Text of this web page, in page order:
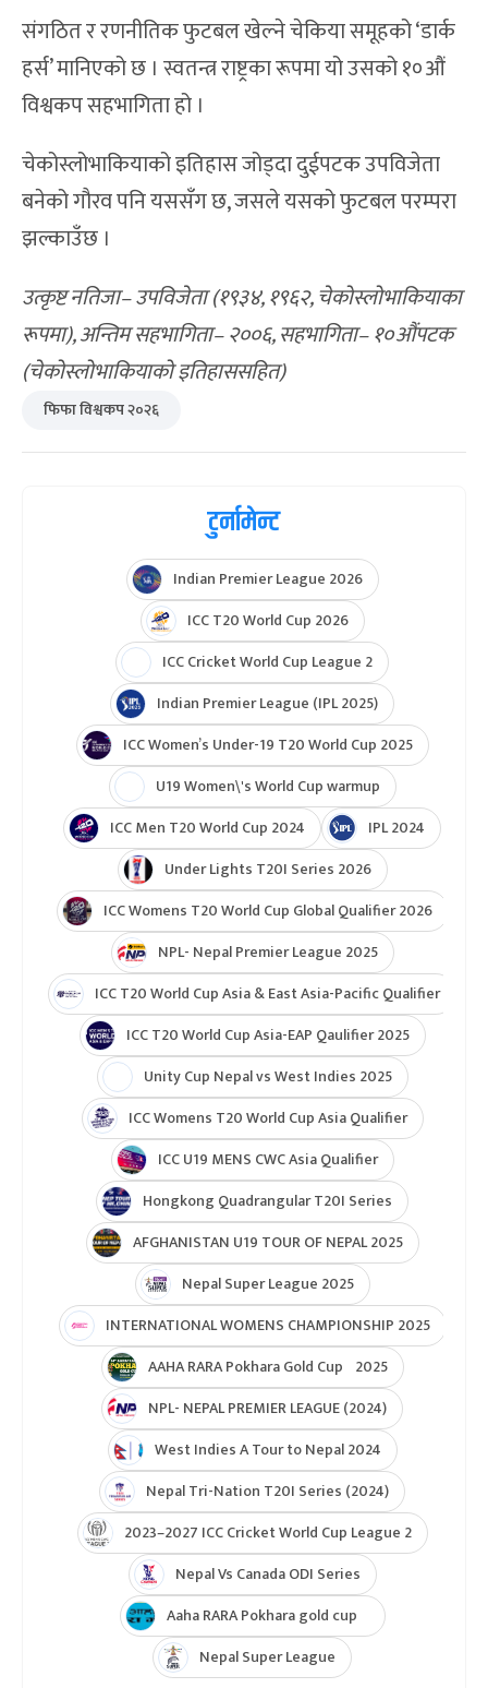
संगठित र रणनीतिक फुटबल खेल्ने चेकिया समूहको ‘डार्क
हर्स’ मानिएको छ । स्वतन्त्र राष्ट्रका रूपमा यो उसको १०औं
विश्वकप सहभागिता हो ।
चेकोस्लोभाकियाको इतिहास जोड्दा दुईपटक उपविजेता
बनेको गौरव पनि यससँग छ, जसले यसको फुटबल परम्परा
झल्काउँछ ।
उत्कृष्ट नतिजा– उपविजेता (१९३४, १९६२, चेकोस्लोभाकियाका
रूपमा), अन्तिम सहभागिता– २००६, सहभागिता– १०औंपटक
(चेकोस्लोभाकियाको इतिहाससहित)
फिफा विश्वकप २०२६
टुर्नामेन्ट
Indian Premier League 2026
ICC T20 World Cup 2026
ICC Cricket World Cup League 2
Indian Premier League (IPL 2025)
ICC Women’s Under-19 T20 World Cup 2025
U19 Women\'s World Cup warmup
ICC Men T20 World Cup 2024
IPL 2024
Under Lights T20I Series 2026
ICC Womens T20 World Cup Global Qualifier 2026
NPL- Nepal Premier League 2025
ICC T20 World Cup Asia & East Asia-Pacific Qualifier
ICC T20 World Cup Asia-EAP Qaulifier 2025
Unity Cup Nepal vs West Indies 2025
ICC Womens T20 World Cup Asia Qualifier
ICC U19 MENS CWC Asia Qualifier
Hongkong Quadrangular T20I Series
AFGHANISTAN U19 TOUR OF NEPAL 2025
Nepal Super League 2025
INTERNATIONAL WOMENS CHAMPIONSHIP 2025
AAHA RARA Pokhara Gold Cup 2025
NPL- NEPAL PREMIER LEAGUE (2024)
West Indies A Tour to Nepal 2024
Nepal Tri-Nation T20I Series (2024)
2023–2027 ICC Cricket World Cup League 2
Nepal Vs Canada ODI Series
Aaha RARA Pokhara gold cup
Nepal Super League